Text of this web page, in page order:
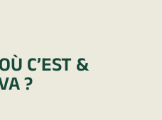
C’EST &
?